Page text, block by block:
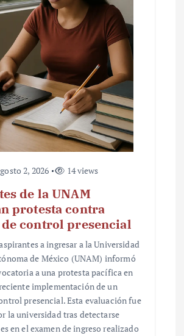
2, 2026 14 views
de la UNAM
protesta contra
de control presencial
a ingresar a la Universidad
de México (UNAM) informó
a una protesta pacífica en
implementación de un
presencial. Esta evaluación fue
la universidad tras detectarse
en el examen de ingreso realizado